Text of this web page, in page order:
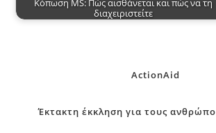
Κόπωση MS: Πώς αισθάνεται και πώς να τη
διαχειριστείτε
ActionAid
Έκτακτη έκκληση για τους